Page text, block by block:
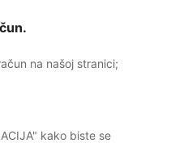
na našoj stranici;
kako biste se